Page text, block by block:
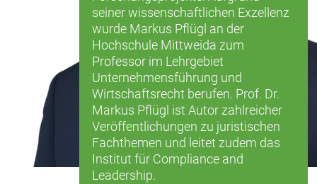
seiner wissenschaftlichen Exzellenz
wurde Markus Pflügl an der
Hochschule Mittweida zum
Professor im Lehrgebiet
Unternehmensführung und
Wirtschaftsrecht berufen. Prof. Dr.
Markus Pflügl ist Autor zahlreicher
Veröffentlichungen zu juristischen
Fachthemen und leitet zudem das
Institut für Compliance and
Leadership.